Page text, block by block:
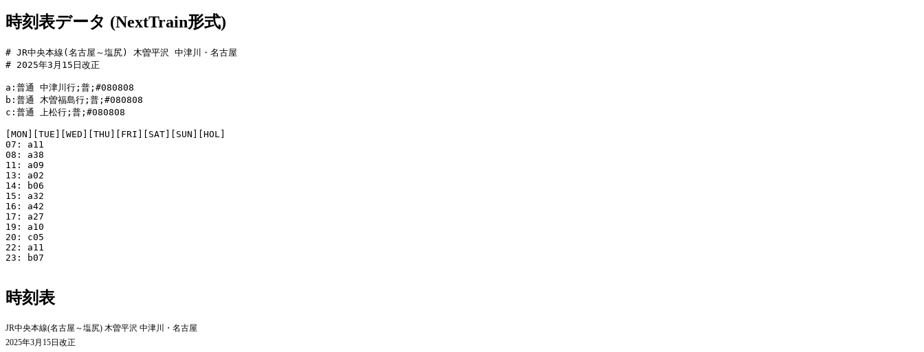
時刻表データ (NextTrain形式)
# JR中央本線(名古屋～塩尻) 木曽平沢 中津川・名古屋
# 2025年3月15日改正
a:普通 中津川行;普;#080808
b:普通 木曽福島行;普;#080808
c:普通 上松行;普;#080808
[MON][TUE][WED][THU][FRI][SAT][SUN][HOL]
07: a11
08: a38
11: a09
13: a02
14: b06
15: a32
16: a42
17: a27
19: a10
20: c05
22: a11
23: b07
時刻表
JR中央本線(名古屋～塩尻) 木曽平沢 中津川・名古屋
2025年3月15日改正